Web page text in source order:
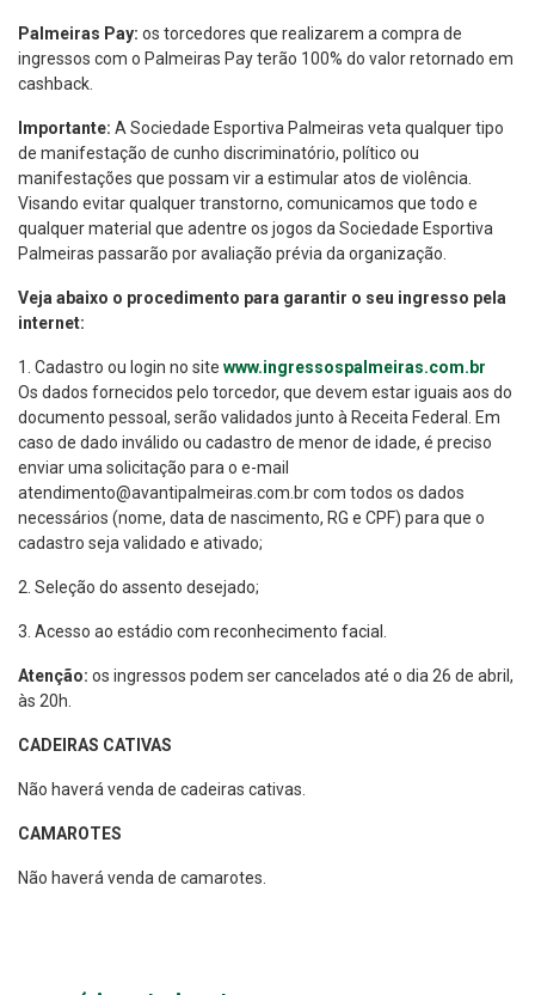
Palmeiras Pay: os torcedores que realizarem a compra de
ingressos com o Palmeiras Pay terão 100% do valor retornado em
cashback.
Importante: A Sociedade Esportiva Palmeiras veta qualquer tipo
de manifestação de cunho discriminatório, político ou
manifestações que possam vir a estimular atos de violência.
Visando evitar qualquer transtorno, comunicamos que todo e
qualquer material que adentre os jogos da Sociedade Esportiva
Palmeiras passarão por avaliação prévia da organização.
Veja abaixo o procedimento para garantir o seu ingresso pela
internet:
1. Cadastro ou login no site www.ingressospalmeiras.com.br
Os dados fornecidos pelo torcedor, que devem estar iguais aos do
documento pessoal, serão validados junto à Receita Federal. Em
caso de dado inválido ou cadastro de menor de idade, é preciso
enviar uma solicitação para o e-mail
atendimento@avantipalmeiras.com.br com todos os dados
necessários (nome, data de nascimento, RG e CPF) para que o
cadastro seja validado e ativado;
2. Seleção do assento desejado;
3. Acesso ao estádio com reconhecimento facial.
Atenção: os ingressos podem ser cancelados até o dia 26 de abril,
às 20h.
CADEIRAS CATIVAS
Não haverá venda de cadeiras cativas.
CAMAROTES
Não haverá venda de camarotes.